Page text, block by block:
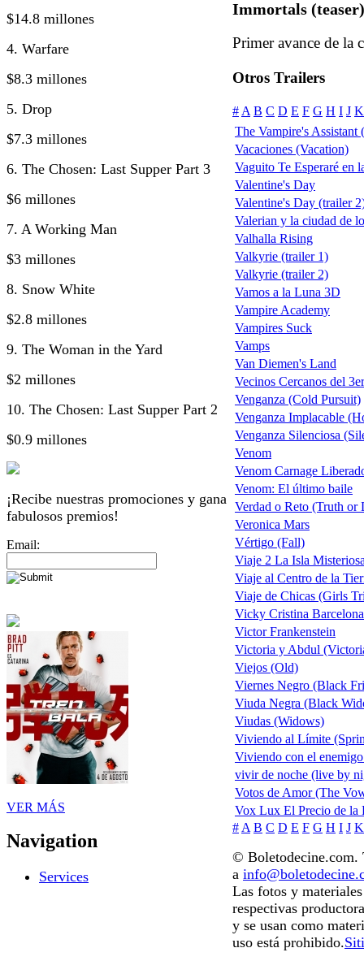
$14.8 millones
4. Warfare
$8.3 millones
5. Drop
$7.3 millones
6. The Chosen: Last Supper Part 3
$6 millones
7. A Working Man
$3 millones
8. Snow White
$2.8 millones
9. The Woman in the Yard
$2 millones
10. The Chosen: Last Supper Part 2
$0.9 millones
¡Recibe nuestras promociones y gana
fabulosos premios!
Email:
VER MÁS
Navigation
Services
Immortals (teaser)
Primer avance de
Otros Trailers
# A B C D E F G H I J K
The Vampire's
Vacaciones (Vacation)
Vaguito Te Esperaré en
Valentine's Day
Valentine's Day (trailer
Valerian y la ciudad de
Valhalla Rising
Valkyrie (trailer 1)
Valkyrie (trailer 2)
Vamos a la Luna 3D
Vampire Academy
Vampires Suck
Vamps
Van Diemen's Land
Vecinos Cercanos del
Venganza (Cold Pursuit)
Venganza Implacable
Venganza Silenciosa
Venom
Venom Carnage
Venom: El último baile
Verdad o Reto (Truth or
Veronica Mars
Vértigo (Fall)
Viaje 2 La Isla
Viaje al Centro de la
Viaje de Chicas (Girls
Vicky Cristina Barcelona
Victor Frankenstein
Victoria y Abdul
Viejos (Old)
Viernes Negro (Black
Viuda Negra (Black
Viudas (Widows)
Viviendo al Límite
Viviendo con el
vivir de noche (live by
Votos de Amor (The
Vox Lux El Precio de la
# A B C D E F G H I J K
© Boletodecine.com.
a
Las fotos y
respectivas
y se usan como
uso está prohibido.